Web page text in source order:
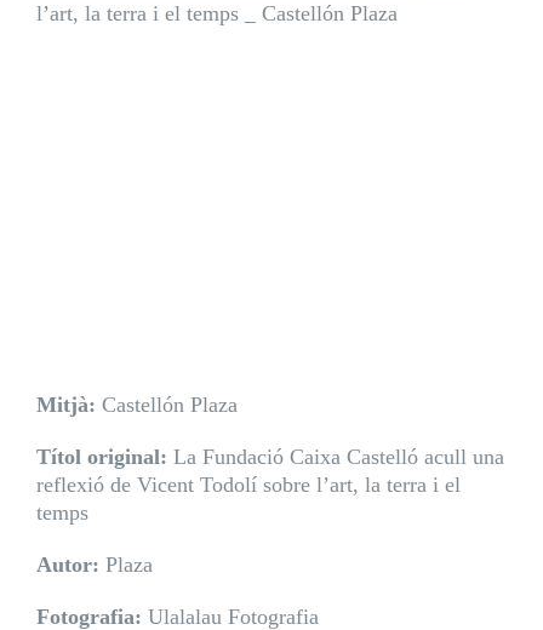
l’art, la terra i el temps _ Castellón Plaza
Mitjà: Castellón Plaza
Títol original: La Fundació Caixa Castelló acull una
reflexió de Vicent Todolí sobre l’art, la terra i el
temps
Autor: Plaza
Fotografia: Ulalalau Fotografia